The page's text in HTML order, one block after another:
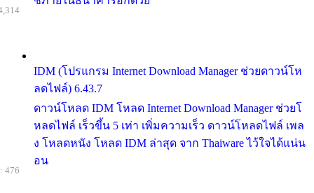
IDM (โปรแกรม Internet Download Manager ช่วยดาวน์โห
ลดไฟล์) 6.43.7
ดาวน์โหลด IDM โหลด Internet Download Manager ช่วยโ
หลดไฟล์ เร็วขึ้น 5 เท่า เพิ่มความเร็ว ดาวน์โหลดไฟล์ เพล
ง โหลดหนัง โหลด IDM ล่าสุด จาก Thaiware ไว้ใจได้แน่น
อน
476